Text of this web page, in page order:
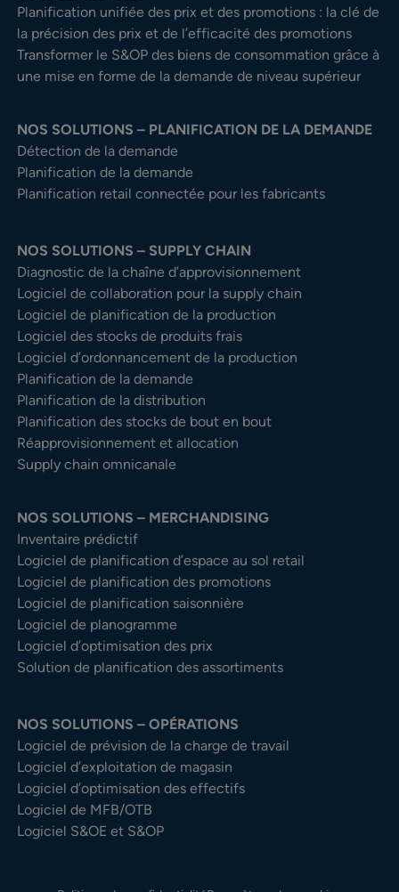
Planification unifiée des prix et des promotions : la clé de
la précision des prix et de l’efficacité des promotions
Transformer le S&OP des biens de consommation grâce à
une mise en forme de la demande de niveau supérieur
NOS SOLUTIONS – PLANIFICATION DE LA DEMANDE
Détection de la demande
Planification de la demande
Planification retail connectée pour les fabricants
NOS SOLUTIONS – SUPPLY CHAIN
Diagnostic de la chaîne d’approvisionnement
Logiciel de collaboration pour la supply chain
Logiciel de planification de la production
Logiciel des stocks de produits frais
Logiciel d’ordonnancement de la production
Planification de la demande
Planification de la distribution
Planification des stocks de bout en bout
Réapprovisionnement et allocation
Supply chain omnicanale
NOS SOLUTIONS – MERCHANDISING
Inventaire prédictif
Logiciel de planification d’espace au sol retail
Logiciel de planification des promotions
Logiciel de planification saisonnière
Logiciel de planogramme
Logiciel d’optimisation des prix
Solution de planification des assortiments
NOS SOLUTIONS – OPÉRATIONS
Logiciel de prévision de la charge de travail
Logiciel d’exploitation de magasin
Logiciel d’optimisation des effectifs
Logiciel de MFB/OTB
Logiciel S&OE et S&OP